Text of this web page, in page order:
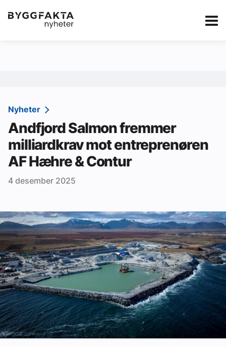
Kategorier Jobbmarkedet Annonsere i
Redaksjonen
Om Byggfakta
Annonsere
Tips oss
Ledige stillinger
eBlad
Aktivitetskalender
Bransjekommentar
Nyheter
Andfjord Salmon fremmer
milliardkrav mot entreprenøren
AF Hæhre & Contur
4 desember 2025